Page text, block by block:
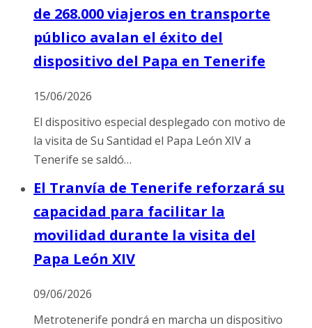
de 268.000 viajeros en transporte
público avalan el éxito del
dispositivo del Papa en Tenerife
15/06/2026
El dispositivo especial desplegado con motivo de
la visita de Su Santidad el Papa León XIV a
Tenerife se saldó…
El Tranvía de Tenerife reforzará su
capacidad para facilitar la
movilidad durante la visita del
Papa León XIV
09/06/2026
Metrotenerife pondrá en marcha un dispositivo